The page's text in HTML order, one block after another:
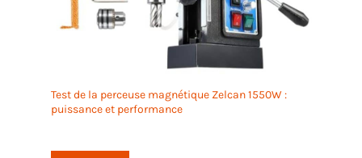
Test de la perceuse magnétique Zelcan 1550W :
puissance et performance